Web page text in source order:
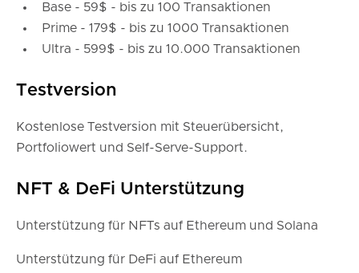
Base - 59$ - bis zu 100 Transaktionen
Prime - 179$ - bis zu 1000 Transaktionen
Ultra - 599$ - bis zu 10.000 Transaktionen
Testversion
Kostenlose Testversion mit Steuerübersicht,
Portfoliowert und Self-Serve-Support.
NFT & DeFi Unterstützung
Unterstützung für NFTs auf Ethereum und Solana
Unterstützung für DeFi auf Ethereum